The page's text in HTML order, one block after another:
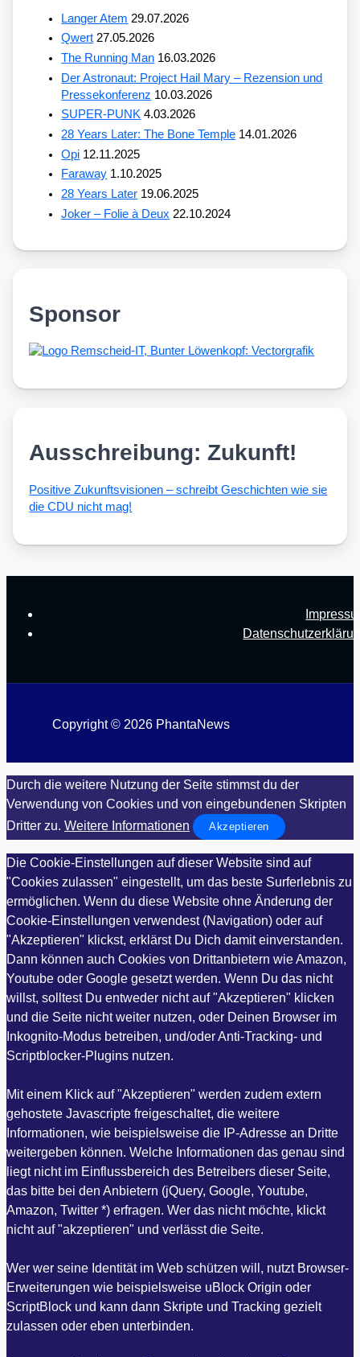
Langer Atem 29.07.2026
Qwert 27.05.2026
The Running Man 16.03.2026
Der Astronaut: Project Hail Mary – Rezension und
Pressekonferenz 10.03.2026
SUPER-PUNK 4.03.2026
28 Years Later: The Bone Temple 14.01.2026
Opi 12.11.2025
Faraway 1.10.2025
28 Years Later 19.06.2025
Joker – Folie à Deux 22.10.2024
Sponsor
Ausschreibung: Zukunft!
Posi­ti­ve Zukunfts­vi­sio­nen – schreibt Geschich­ten wie sie
die CDU nicht mag!
Copyright © 2026 PhantaNews
Durch die weitere Nutzung der Seite stimmst du der
Verwendung von Cookies und von eingebundenen Skripten
Dritter zu. Weitere Informationen Akzeptieren
Die Cookie-Einstellungen auf dieser Website sind auf
"Cookies zulassen" eingestellt, um das beste Surferlebnis zu
ermöglichen. Wenn du diese Website ohne Änderung der
Cookie-Einstellungen verwendest (Navigation) oder auf
"Akzeptieren" klickst, erklärst Du Dich damit einverstanden.
Dann können auch Cookies von Drittanbietern wie Amazon,
Youtube oder Google gesetzt werden. Wenn Du das nicht
willst, solltest Du entweder nicht auf "Akzeptieren" klicken
und die Seite nicht weiter nutzen, oder Deinen Browser im
Inkognito-Modus betreiben, und/oder Anti-Tracking- und
Scriptblocker-Plugins nutzen.
Mit einem Klick auf "Akzeptieren" werden zudem extern
gehostete Javascripte freigeschaltet, die weitere
Informationen, wie beispielsweise die IP-Adresse an Dritte
weitergeben können. Welche Informationen das genau sind
liegt nicht im Einflussbereich des Betreibers dieser Seite,
das bitte bei den Anbietern (jQuery, Google, Youtube,
Amazon, Twitter *) erfragen. Wer das nicht möchte, klickt
nicht auf "akzeptieren" und verlässt die Seite.
Wer wer seine Identität im Web schützen will, nutzt Browser-
Erweiterungen wie beispielsweise uBlock Origin oder
ScriptBlock und kann dann Skripte und Tracking gezielt
zulassen oder eben unterbinden.